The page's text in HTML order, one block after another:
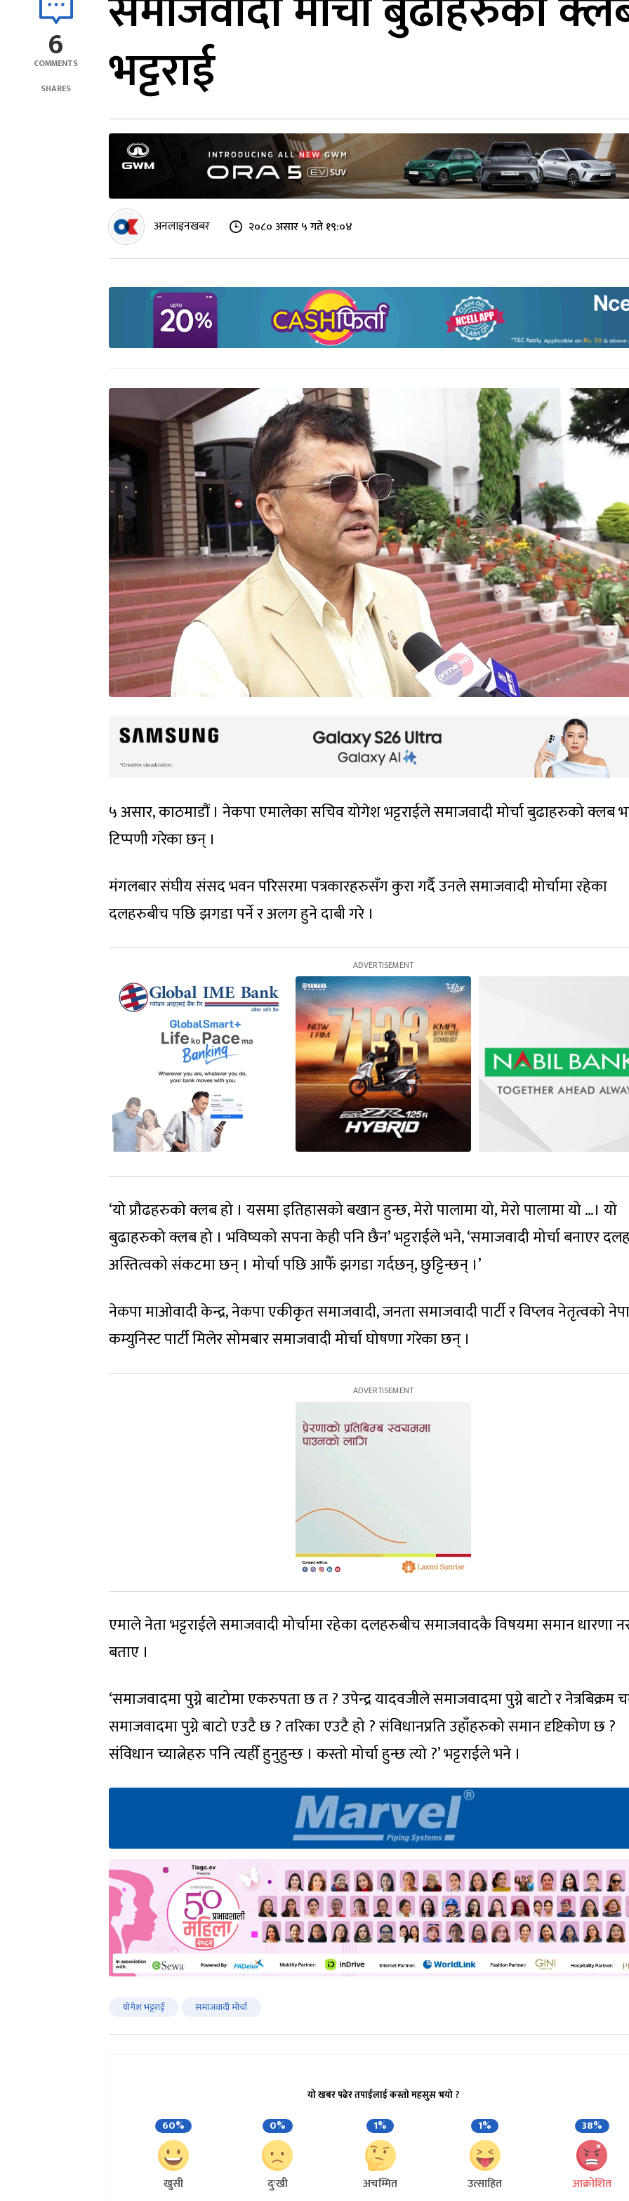
6
COMMENTS
SHARES
भट्टराई
अनलाइनखबर २०८० असार ५ गते १९:०४
५ असार, काठमाडौं । नेकपा एमालेका सचिव योगेश भट्टराईले समाजवादी मोर्चा बुढाहरुको क्लब
टिप्पणी गरेका छन् ।
मंगलबार संघीय संसद भवन परिसरमा पत्रकारहरुसँग कुरा गर्दै उनले समाजवादी मोर्चामा रहेका
दलहरुबीच पछि झगडा पर्ने र अलग हुने दाबी गरे ।
‘यो प्रौढहरुको क्लब हो । यसमा इतिहासको बखान हुन्छ, मेरो पालामा यो, मेरो पालामा यो …। यो
बुढाहरुको क्लब हो । भविष्यको सपना केही पनि छैन’ भट्टराईले भने, ‘समाजवादी मोर्चा बनाएर
अस्तित्वको संकटमा छन् । मोर्चा पछि आफैँ झगडा गर्दछन्, छुट्टिन्छन् ।’
नेकपा माओवादी केन्द्र, नेकपा एकीकृत समाजवादी, जनता समाजवादी पार्टी र विप्लव नेतृत्वको
कम्युनिस्ट पार्टी मिलेर सोमबार समाजवादी मोर्चा घोषणा गरेका छन् ।
एमाले नेता भट्टराईले समाजवादी मोर्चामा रहेका दलहरुबीच समाजवादकै विषयमा समान धारणा
बताए ।
‘समाजवादमा पुग्ने बाटोमा एकरुपता छ त ? उपेन्द्र यादवजीले समाजवादमा पुग्ने बाटो र नेत्रबिक्रम
समाजवादमा पुग्ने बाटो एउटै छ ? तरिका एउटै हो ? संविधानप्रति उहाँहरुको समान दृष्टिकोण छ ?
संविधान च्यात्नेहरु पनि त्यहीँ हुनुहुन्छ । कस्तो मोर्चा हुन्छ त्यो ?’ भट्टराईले भने ।
योगेश भट्टराई समाजवादी मोर्चा
यो खबर पढेर तपाईलाई कस्तो महसुस भयो ?
60%
खुसी
0%
दुःखी
1%
अचम्मित
1%
उत्साहित
38%
आक्रोशित